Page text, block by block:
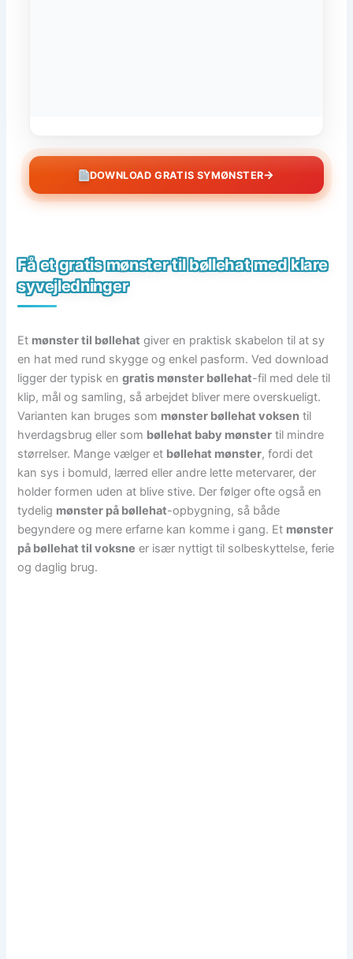
DOWNLOAD GRATIS SYMØNSTER→
Få et gratis mønster til bøllehat med klare
syvejledninger
Et mønster til bøllehat giver en praktisk skabelon til at sy
en hat med rund skygge og enkel pasform. Ved download
ligger der typisk engratis mønster bøllehat-fil med dele til
klip, mål og samling, så arbejdet bliver mere overskueligt.
Varianten kan bruges som mønster bøllehat voksen til
hverdagsbrug eller som bøllehat baby mønster til mindre
størrelser. Mange vælger et bøllehat mønster, fordi det
kan sys i bomuld, lærred eller andre lette metervarer, der
holder formen uden at blive stive. Der følger ofte også en
tydelig mønster på bøllehat-opbygning, så både
begyndere og mere erfarne kan komme i gang. Et mønster
på bøllehat til voksne er især nyttigt til solbeskyttelse, ferie
og daglig brug.